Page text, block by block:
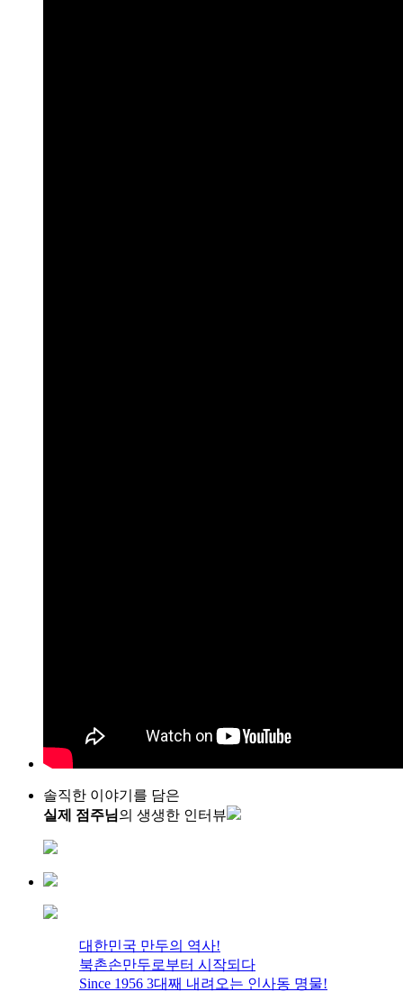
솔직한 이야기를 담은
실제 점주님의 생생한 인터뷰
대한민국 만두의 역사!
북촌손만두로부터 시작되다
Since 1956 3대째 내려오는 인사동 명물!